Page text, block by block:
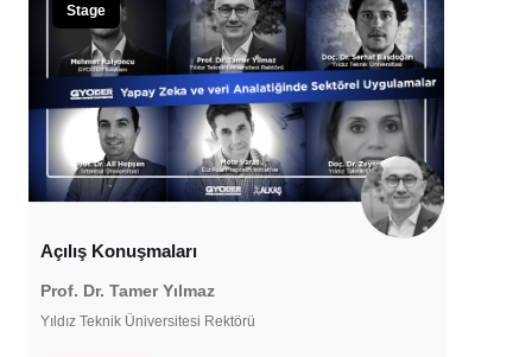
Stage
Açılış Konuşmaları
Prof. Dr. Tamer Yılmaz
Yıldız Teknik Üniversitesi Rektörü